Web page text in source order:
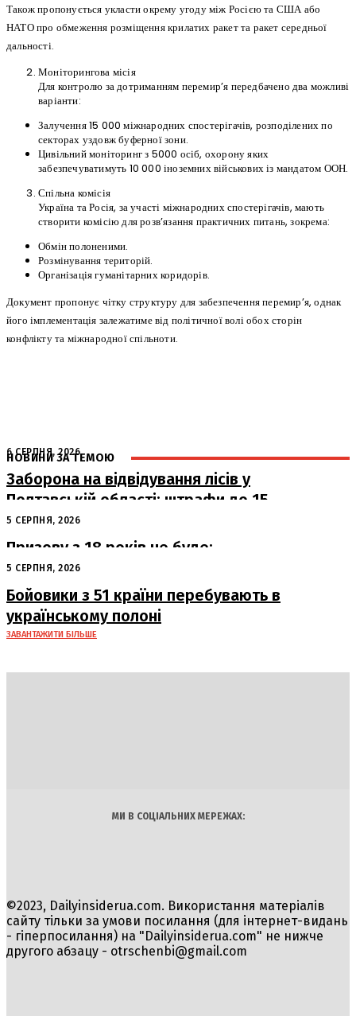
Також пропонується укласти окрему угоду між Росією та США або
НАТО про обмеження розміщення крилатих ракет та ракет середньої
дальності.
Моніторингова місія
Для контролю за дотриманням перемир’я передбачено два можливі
варіанти:
Залучення 15 000 міжнародних спостерігачів, розподілених по
секторах уздовж буферної зони.
Цивільний моніторинг з 5000 осіб, охорону яких
забезпечуватимуть 10 000 іноземних військових із мандатом ООН.
Спільна комісія
Україна та Росія, за участі міжнародних спостерігачів, мають
створити комісію для розв’язання практичних питань, зокрема:
Обмін полоненими.
Розмінування територій.
Організація гуманітарних коридорів.
Документ пропонує чітку структуру для забезпечення перемир’я, однак
його імплементація залежатиме від політичної волі обох сторін
конфлікту та міжнародної спільноти.
НОВИНИ ЗА ТЕМОЮ
6 СЕРПНЯ, 2026
Заборона на відвідування лісів у
Полтавській області: штрафи до 15
тисяч гривень
5 СЕРПНЯ, 2026
Призову з 18 років не буде:
офіційна позиція Офісу Президента
5 СЕРПНЯ, 2026
Бойовики з 51 країни перебувають в
українському полоні
ЗАВАНТАЖИТИ БІЛЬШЕ
МИ В СОЦІАЛЬНИХ МЕРЕЖАХ:
©2023, Dailyinsiderua.com. Використання матеріалів
сайту тільки за умови посилання (для інтернет-видань
- гіперпосилання) на "Dailyinsiderua.com" не нижче
другого абзацу - otrschenbi@gmail.com